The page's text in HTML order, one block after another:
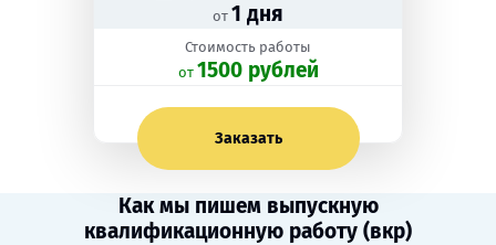
от 1 дня
Стоимость работы
oт 1500 рублей
Заказать
Как мы пишем выпускную
квалификационную работу (вкр)